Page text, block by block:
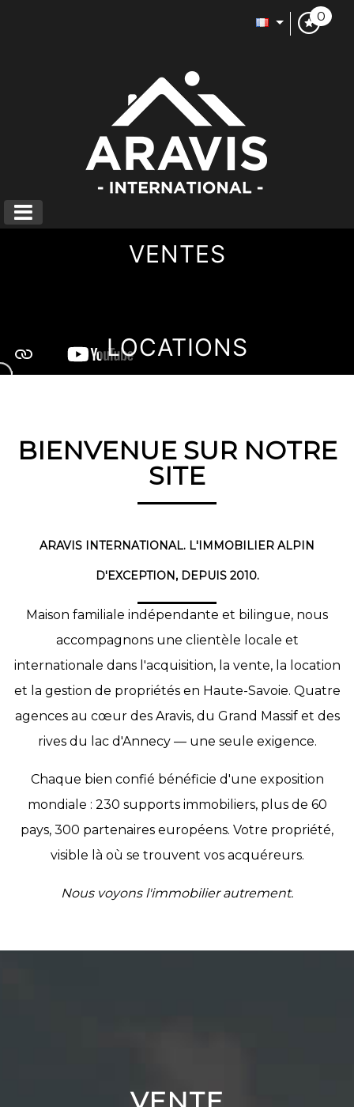
0
VENTES
LOCATIONS
BIENVENUE SUR NOTRE
SITE
ARAVIS INTERNATIONAL. L'IMMOBILIER ALPIN
D'EXCEPTION, DEPUIS 2010.
Maison familiale indépendante et bilingue, nous
accompagnons une clientèle locale et
internationale dans l'acquisition, la vente, la location
et la gestion de propriétés en Haute-Savoie. Quatre
agences au cœur des Aravis, du Grand Massif et des
rives du lac d'Annecy — une seule exigence.
Chaque bien confié bénéficie d'une exposition
mondiale : 230 supports immobiliers, plus de 60
pays, 300 partenaires européens. Votre propriété,
visible là où se trouvent vos acquéreurs.
Nous voyons l'immobilier autrement.